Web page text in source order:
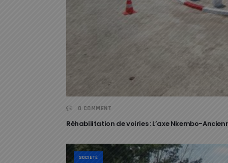
0 COMMENT
Réhabilitation de voiries : L’axe Nkembo-
SOCIÉTÉ